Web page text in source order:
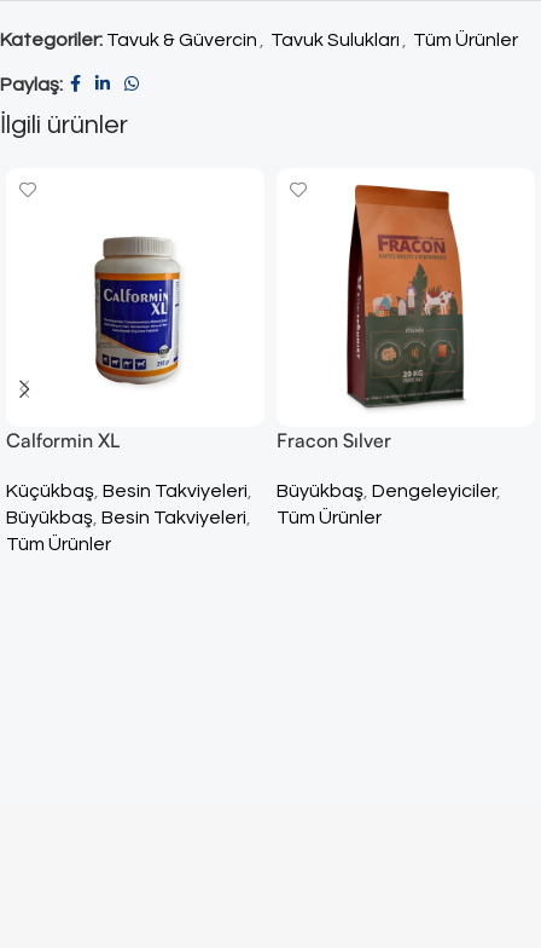
Kategoriler: Tavuk & Güvercin Tavuk Sulukları Tüm Ürünler
Paylaş:
İlgili ürünler
Calformin XL
Küçükbaş Besin Takviyeleri
Büyükbaş Besin Takviyeleri
Tüm Ürünler
Fracon Sılver
Büyükbaş Dengeleyiciler,
Tüm Ürünler